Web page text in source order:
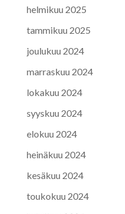
helmikuu 2025
tammikuu 2025
joulukuu 2024
marraskuu 2024
lokakuu 2024
syyskuu 2024
elokuu 2024
heinäkuu 2024
kesäkuu 2024
toukokuu 2024